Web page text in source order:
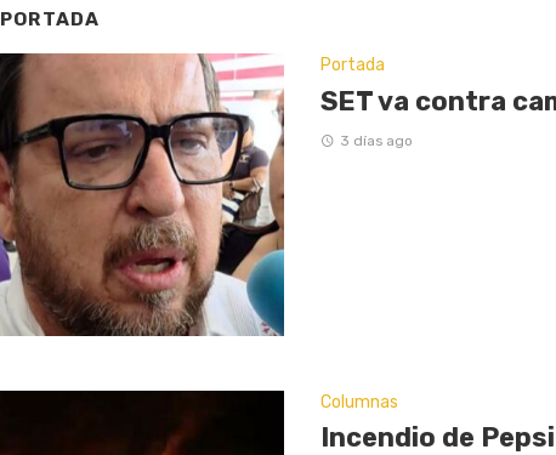
PORTADA
Portada
SET va contra
3 días ago
Columnas
Incendio de